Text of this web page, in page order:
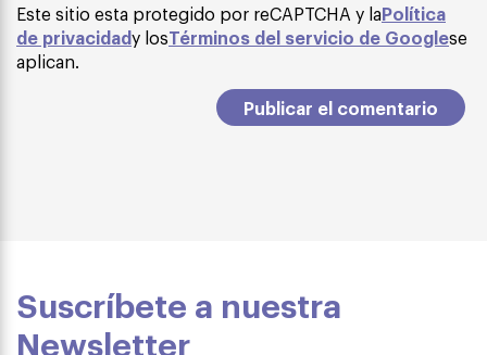
Este sitio esta protegido por reCAPTCHA y laPolítica
de privacidady losTérminos del servicio de Googlese
aplican.
Suscríbete a nuestra
Newsletter